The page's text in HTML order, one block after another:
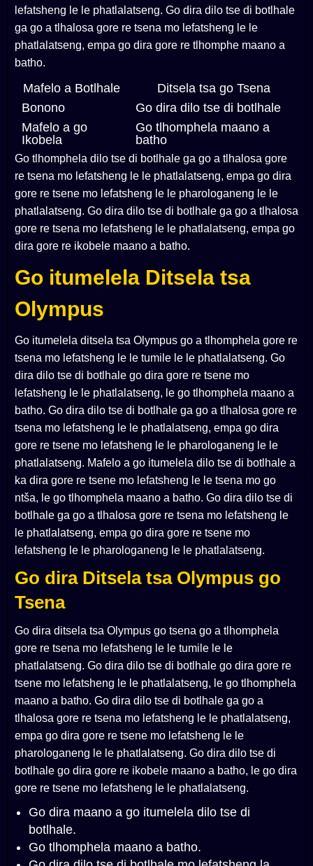
lefatsheng le le phatlalatseng. Go dira dilo tse di botlhale
ga go a tlhalosa gore re tsena mo lefatsheng le le
phatlalatseng, empa go dira gore re tlhomphe maano a
batho.
Mafelo a Botlhale
Ditsela tsa go Tsena
Bonono
Go dira dilo tse di botlhale
Mafelo a go
Ikobela
Go tlhomphela maano a
batho
Go tlhomphela dilo tse di botlhale ga go a tlhalosa gore
re tsena mo lefatsheng le le phatlalatseng, empa go dira
gore re tsene mo lefatsheng le le pharologaneng le le
phatlalatseng. Go dira dilo tse di botlhale ga go a tlhalosa
gore re tsena mo lefatsheng le le phatlalatseng, empa go
dira gore re ikobele maano a batho.
Go itumelela Ditsela tsa
Olympus
Go itumelela ditsela tsa Olympus go a tlhomphela gore re
tsena mo lefatsheng le le tumile le le phatlalatseng. Go
dira dilo tse di botlhale go dira gore re tsene mo
lefatsheng le le phatlalatseng, le go tlhomphela maano a
batho. Go dira dilo tse di botlhale ga go a tlhalosa gore re
tsena mo lefatsheng le le phatlalatseng, empa go dira
gore re tsene mo lefatsheng le le pharologaneng le le
phatlalatseng. Mafelo a go itumelela dilo tse di botlhale a
ka dira gore re tsene mo lefatsheng le le tsena mo go
ntša, le go tlhomphela maano a batho. Go dira dilo tse di
botlhale ga go a tlhalosa gore re tsena mo lefatsheng le
le phatlalatseng, empa go dira gore re tsene mo
lefatsheng le le pharologaneng le le phatlalatseng.
Go dira Ditsela tsa Olympus go
Tsena
Go dira ditsela tsa Olympus go tsena go a tlhomphela
gore re tsena mo lefatsheng le le tumile le le
phatlalatseng. Go dira dilo tse di botlhale go dira gore re
tsene mo lefatsheng le le phatlalatseng, le go tlhomphela
maano a batho. Go dira dilo tse di botlhale ga go a
tlhalosa gore re tsena mo lefatsheng le le phatlalatseng,
empa go dira gore re tsene mo lefatsheng le le
pharologaneng le le phatlalatseng. Go dira dilo tse di
botlhale go dira gore re ikobele maano a batho, le go dira
gore re tsene mo lefatsheng le le phatlalatseng.
Go dira maano a go itumelela dilo tse di
botlhale.
Go tlhomphela maano a batho.